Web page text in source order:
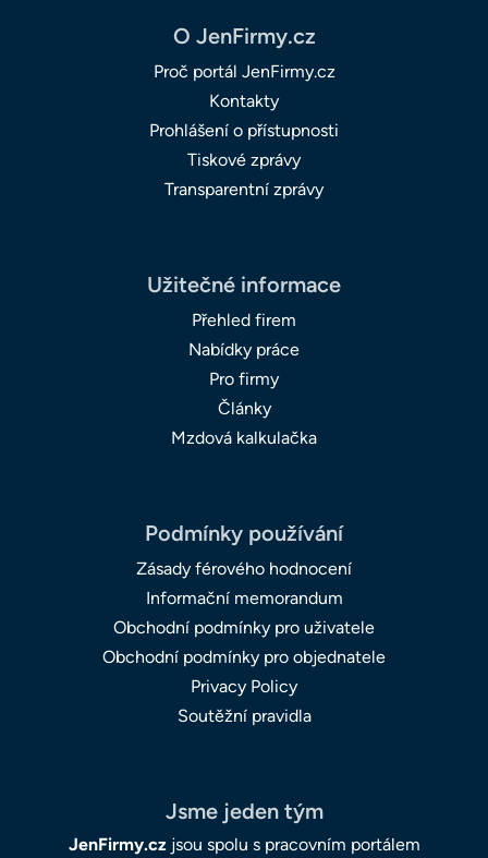
O JenFirmy.cz
Proč portál JenFirmy.cz
Kontakty
Prohlášení o přístupnosti
Tiskové zprávy
Transparentní zprávy
Užitečné informace
Přehled firem
Nabídky práce
Pro firmy
Články
Mzdová kalkulačka
Podmínky používání
Zásady férového hodnocení
Informační memorandum
Obchodní podmínky pro uživatele
Obchodní podmínky pro objednatele
Privacy Policy
Soutěžní pravidla
Jsme jeden tým
JenFirmy.czjsou spolu s pracovním portálem